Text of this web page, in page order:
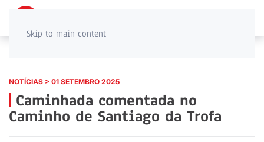
Skip to main content
NOTÍCIAS > 01 SETEMBRO 2025
Caminhada comentada no
Caminho de Santiago da Trofa